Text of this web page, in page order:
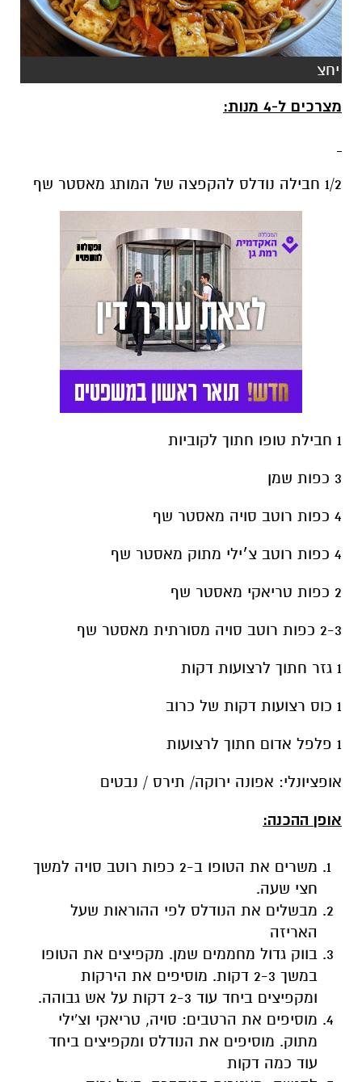
יחצ
מצרכים ל-4 מנות:
1/2 חבילה נודלס להקפצה של המותג מאסטר שף
1 חבילת טופו חתוך לקוביות
3 כפות שמן
4 כפות רוטב סויה מאסטר שף
4 כפות רוטב צ׳ילי מתוק מאסטר שף
2 כפות טריאקי מאסטר שף
2-3 כפות רוטב סויה מסורתית מאסטר שף
1 גזר חתוך לרצועות דקות
1 כוס רצועות דקות של כרוב
1 פלפל אדום חתוך לרצועות
אופציונלי: אפונה ירוקה/ תירס / נבטים
אופן ההכנה:
משרים את הטופו ב-2 כפות רוטב סויה למשך
חצי שעה.
מבשלים את הנודלס לפי ההוראות שעל
האריזה
בווק גדול מחממים שמן. מקפיצים את הטופו
במשך 2-3 דקות. מוסיפים את הירקות
ומקפיצים ביחד עוד 2-3 דקות על אש גבוהה.
מוסיפים את הרטבים: סויה, טריאקי וצ'ילי
מתוק. מוסיפים את הנודלס ומקפיצים ביחד
עוד כמה דקות